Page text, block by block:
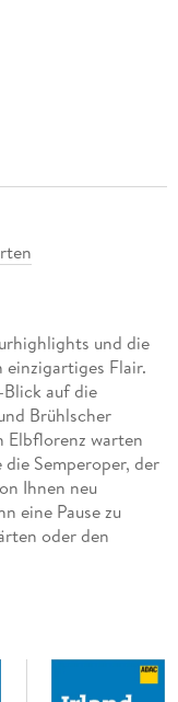
und die
einzigartiges Flair.
auf die
Brühlscher
Elbflorenz warten
Semperoper, der
Ihnen neu
eine Pause zu
oder den
übersichtliche